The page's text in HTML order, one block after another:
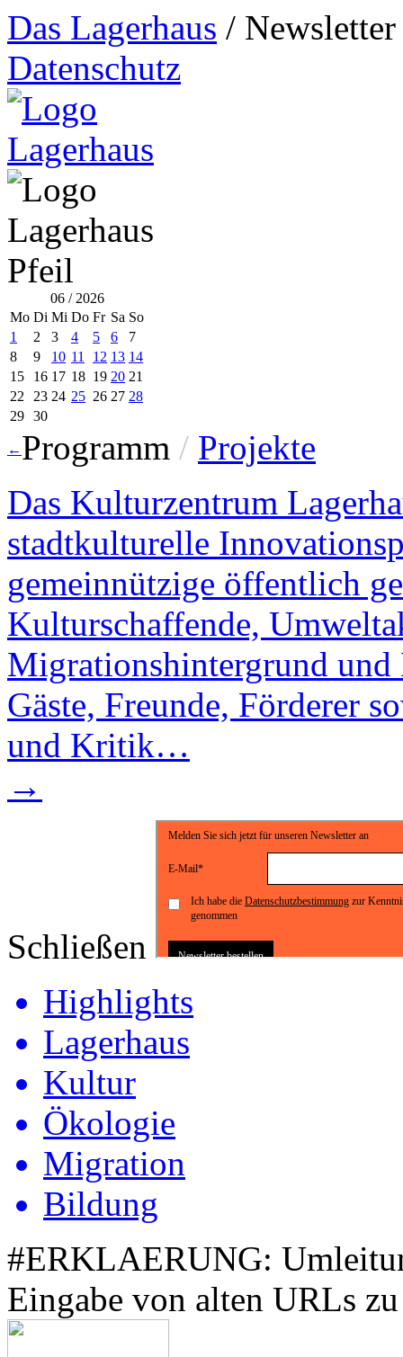
Das Lagerhaus / Newsletter
Datenschutz
06 / 2026
Mo Di Mi Do Fr Sa So
1
2 3 4 5 6
7
8
9 10 11 12 13 14
15
16 17 18 19 20 21
22
23 24 25 26 27 28
29 30
← Programm / Projekte
Das Kulturzentrum
stadtkulturelle
gemeinnützige öffentlich
Kulturschaffende,
Migrationshintergrund
Gäste, Freunde, Förderer
und Kritik…
→
Schließen
Highlights
Lagerhaus
Kultur
Ökologie
Migration
Bildung
#ERKLAERUNG:
Eingabe von alten URLs